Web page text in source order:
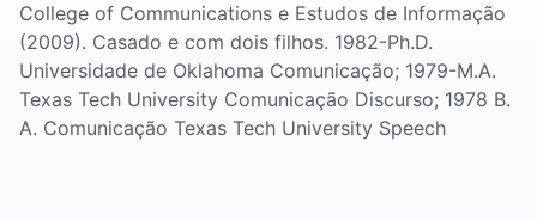
College of Communications e Estudos de Informação
(2009). Casado e com dois filhos. 1982-Ph.D.
Universidade de Oklahoma Comunicação; 1979-M.A.
Texas Tech University Comunicação Discurso; 1978 B.
A. Comunicação Texas Tech University Speech